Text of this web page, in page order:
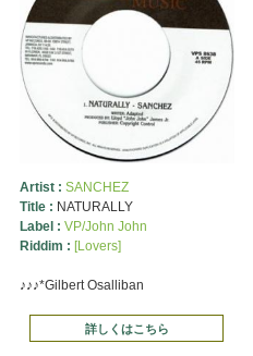
Artist : SANCHEZ
Title : NATURALLY
Label : VP/John John
Riddim : [Lovers]
♪♪♪*Gilbert Osalliban
詳しくはこちら